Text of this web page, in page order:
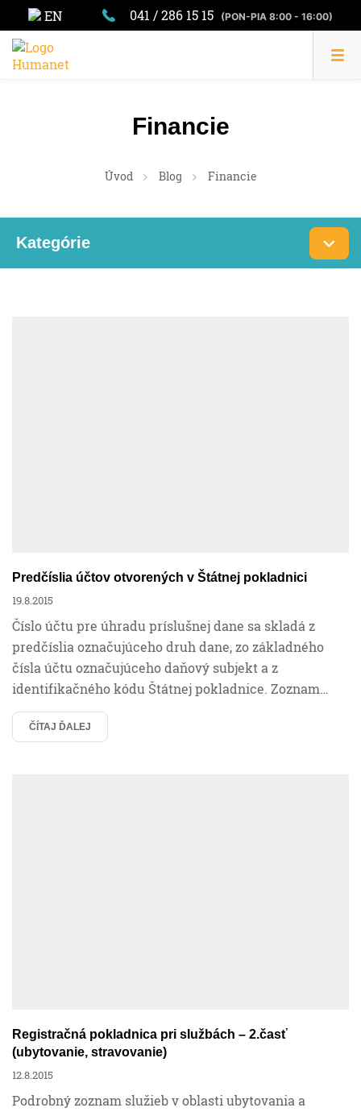
EN 041 / 286 15 15 (PON-PIA 8:00 - 16:00)
Financie
Úvod Blog Financie
Kategórie
Ročné zúčtovanie
Sociálne poistenie
Výpočet mzdy online
Predčíslia účtov otvorených v Štátnej pokladnici
19.8.2015
Číslo účtu pre úhradu príslušnej dane sa skladá z
predčíslia označujúceho druh dane, zo základného
čísla účtu označujúceho daňový subjekt a z
identifikačného kódu Štátnej pokladnice. Zoznam…
ČÍTAJ ĎALEJ
Registračná pokladnica pri službách – 2.časť
(ubytovanie, stravovanie)
12.8.2015
Podrobný zoznam služieb v oblasti ubytovania a